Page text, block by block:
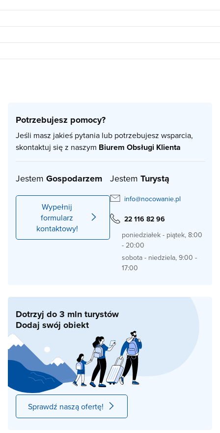
Potrzebujesz pomocy?
Jeśli masz jakieś pytania lub potrzebujesz wsparcia,
skontaktuj się z naszym Biurem Obsługi Klienta
Jestem Gospodarzem
Wypełnij
formularz
kontaktowy!
Jestem Turystą
info@nocowanie.pl
22 116 82 96
poniedziałek - piątek, 8:00
- 20:00
sobota - niedziela, 9:00 -
17:00
Dotrzyj do 3 mln turystów
Dodaj swój obiekt
Sprawdź naszą ofertę!